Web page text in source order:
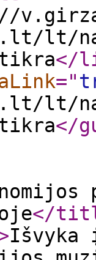
lt/
</
="
lt/
</
</
Išvyka